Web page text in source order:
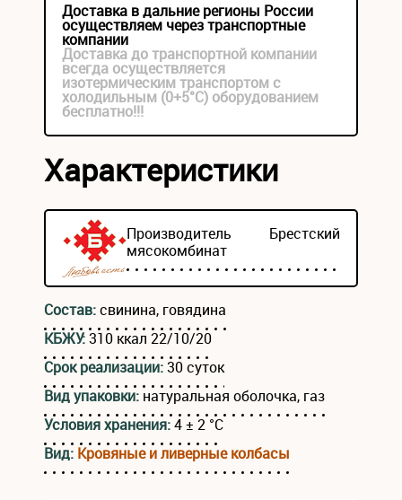
Доставка в дальние регионы России
осуществляем через транспортные
компании
Доставка до транспортной компании
всегда осуществляется
изотермическим транспортом с
холодильным (0+5°С) оборудованием
бесплатно!!!
Характеристики
Производитель Брестский
мясокомбинат
Состав:свинина, говядина
КБЖУ:310 ккал 22/10/20
Срок реализации:30 суток
Вид упаковки: натуральная оболочка, газ
Условия хранения:4 ± 2 °С
Вид: Кровяные и ливерные колбасы